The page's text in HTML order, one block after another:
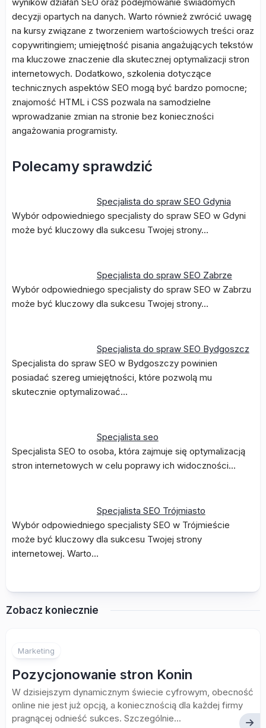
decyzji opartych na danych. Warto również zwrócić uwagę
na kursy związane z tworzeniem wartościowych treści oraz
copywritingiem; umiejętność pisania angażujących tekstów
ma kluczowe znaczenie dla skutecznej optymalizacji stron
internetowych. Dodatkowo, szkolenia dotyczące
technicznych aspektów SEO mogą być bardzo pomocne;
znajomość HTML i CSS pozwala na samodzielne
wprowadzanie zmian na stronie bez konieczności
angażowania programisty.
Polecamy sprawdzić
Specjalista do spraw SEO Gdynia
Wybór odpowiedniego specjalisty do spraw SEO w Gdyni
może być kluczowy dla sukcesu Twojej strony…
Specjalista do spraw SEO Zabrze
Wybór odpowiedniego specjalisty do spraw SEO w Zabrzu
może być kluczowy dla sukcesu Twojej strony…
Specjalista do spraw SEO Bydgoszcz
Specjalista do spraw SEO w Bydgoszczy powinien
posiadać szereg umiejętności, które pozwolą mu
skutecznie optymalizować…
Specjalista seo
Specjalista SEO to osoba, która zajmuje się optymalizacją
stron internetowych w celu poprawy ich widoczności…
Specjalista SEO Trójmiasto
Wybór odpowiedniego specjalisty SEO w Trójmieście
może być kluczowy dla sukcesu Twojej strony
internetowej. Warto…
Zobacz koniecznie
Marketing
Pozycjonowanie stron Konin
W dzisiejszym dynamicznym świecie cyfrowym, obecność
online nie jest już opcją, a koniecznością dla każdej firmy
pragnącej odnieść sukces. Szczególnie...